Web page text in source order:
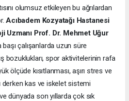
olumsuz etkileyen bu ağrılardan
Acıbadem Kozyatağı Hastanesi
Uzmanı Prof. Dr. Mehmet Uğur
çalışanlarda uzun süre
bozuklukları, spor aktivitelerinin rafa
ölçüde kısıtlanması, aşırı stres ve
derken kas ve iskelet sistemi
dünyada son yıllarda çok sık